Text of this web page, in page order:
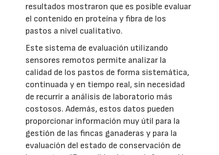
resultados mostraron que es posible evaluar
el contenido en proteína y fibra de los
pastos a nivel cualitativo.
Este sistema de evaluación utilizando
sensores remotos permite analizar la
calidad de los pastos de forma sistemática,
continuada y en tiempo real, sin necesidad
de recurrir a análisis de laboratorio más
costosos. Además, estos datos pueden
proporcionar información muy útil para la
gestión de las fincas ganaderas y para la
evaluación del estado de conservación de